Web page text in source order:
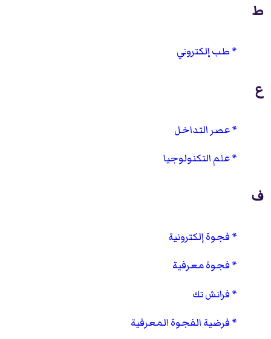
ط
طب إلكتروني
ع
عصر التداخل
علم التكنولوجيا
ف
فجوة إلكترونية
فجوة معرفية
فرانش تك
فرضية الفجوة المعرفية